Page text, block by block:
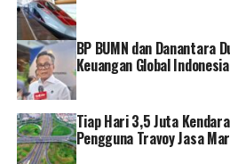
“Program ini sejalan dengan
(Cianjur Terang). Kepada PLN,
terima kasih atas kesigapan
bencana gempa,” ucap Budhi.
Direktur Utama PT PLN Persero,
menyatakan PLN akan terus
BP BUMN dan Danantara
Keuangan Global Indonesia
Tiap Hari 3,5 Juta
Pengguna Travoy Jasa